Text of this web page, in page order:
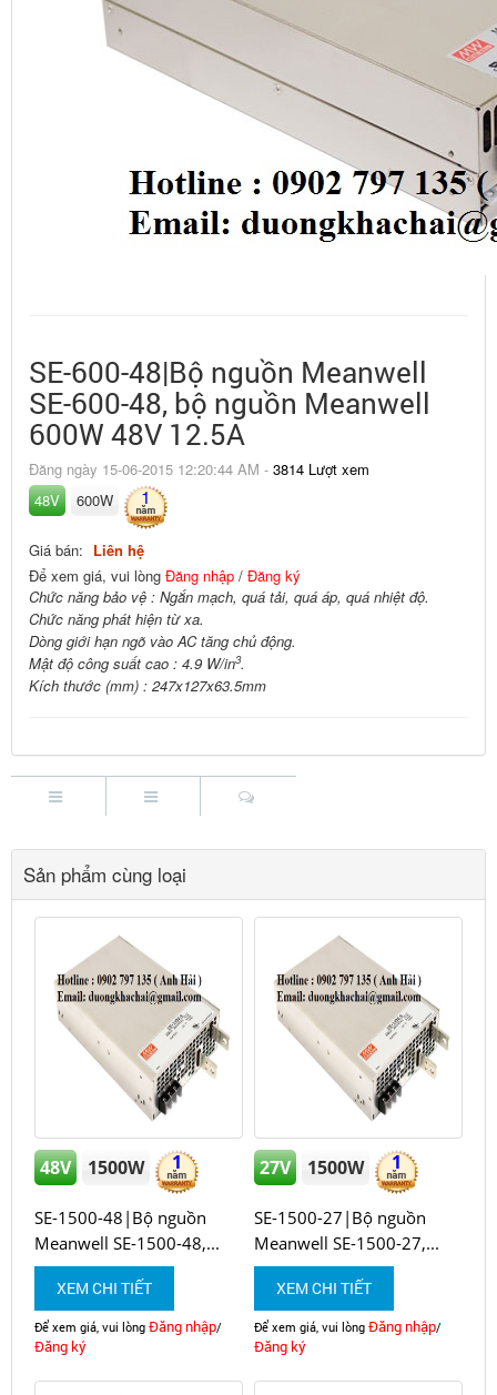
SE-600-48|Bộ nguồn Meanwell
SE-600-48, bộ nguồn Meanwell
600W 48V 12.5A
Đăng ngày 15-06-2015 12:20:44 AM - 3814 Lượt xem
48V
600W 1
Giá bán: Liên hệ
Để xem giá, vui lòng Đăng nhập / Đăng ký
Chức năng bảo vệ : Ngắn mạch, quá tải, quá áp, quá nhiệt độ.
Chức năng phát hiện từ xa.
Dòng giới hạn ngõ vào AC tăng chủ động.
Mật độ công suất cao : 4.9 W/in3.
Kích thước (mm) : 247x127x63.5mm
Sản phẩm cùng loại
48V 1500W 1
SE-1500-48|Bộ nguồn
Meanwell SE-1500-48,...
XEM CHI TIẾT
Để xem giá, vui lòng Đăng nhập/
Đăng ký
27V 1500W 1
SE-1500-27|Bộ nguồn
Meanwell SE-1500-27,...
XEM CHI TIẾT
Để xem giá, vui lòng Đăng nhập/
Đăng ký